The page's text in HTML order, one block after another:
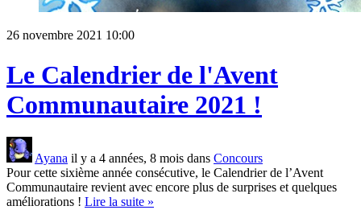
26 novembre 2021 10:00
Le Calendrier de l'Avent
Communautaire 2021 !
Ayana il y a 4 années, 8 mois dans Concours
Pour cette sixième année consécutive, le Calendrier de l’Avent
Communautaire revient avec encore plus de surprises et quelques
améliorations ! Lire la suite »